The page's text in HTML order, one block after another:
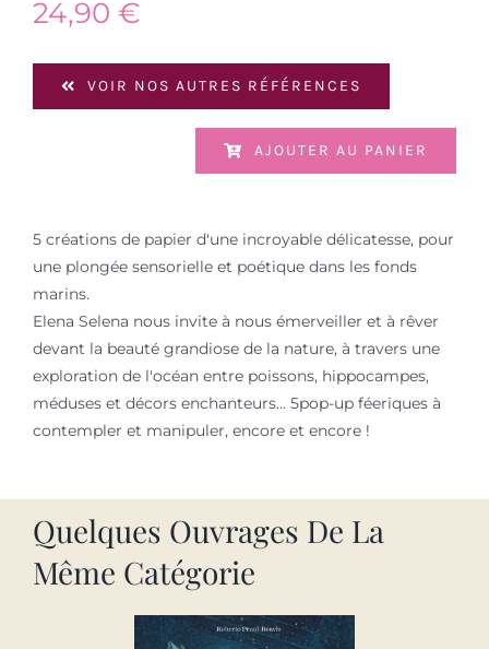
24,90 €
VOIR NOS AUTRES RÉFÉRENCES
AJOUTER AU PANIER
5 créations de papier d'une incroyable délicatesse, pour
une plongée sensorielle et poétique dans les fonds
marins.
Elena Selena nous invite à nous émerveiller et à rêver
devant la beauté grandiose de la nature, à travers une
exploration de l'océan entre poissons, hippocampes,
méduses et décors enchanteurs... 5pop-up féeriques à
contempler et manipuler, encore et encore !
Quelques Ouvrages De La
Même Catégorie